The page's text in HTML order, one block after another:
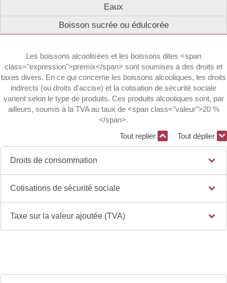
Eaux
Boisson sucrée ou édulcorée
Les boissons alcoolisées et les boissons dites <span
class="expression">premix</span> sont soumises à des droits et
taxes divers. En ce qui concerne les boissons alcooliques, les droits
indirects (ou droits d'accise) et la cotisation de sécurité sociale
varient selon le type de produits. Ces produits alcooliques sont, par
ailleurs, soumis à la TVA au taux de <span class="valeur">20 %
</span>.
Tout replier
Tout déplier
Droits de consommation
Cotisations de sécurité sociale
Taxe sur la valeur ajoutée (TVA)